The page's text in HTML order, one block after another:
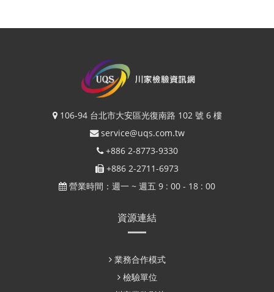
106-94 台北市大安區光復南路 102 號 6 樓
service@uqs.com.tw
+886 2-8773-9330
+886 2-2711-6973
營業時間：週一 ~ 週五 9 : 00 - 18 : 00
資源連結
業務合作模式
檢驗單位